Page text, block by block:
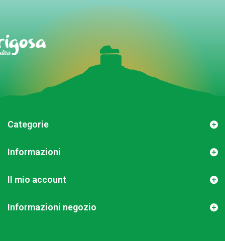
Categorie
Informazioni
Il mio account
Informazioni negozio